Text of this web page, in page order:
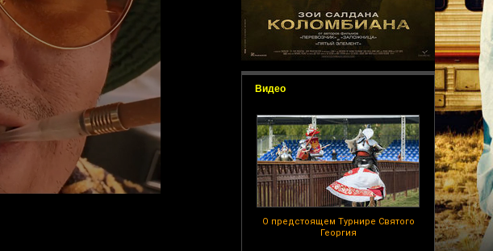
Видео
О предстоящем Турнире Святого
Георгия